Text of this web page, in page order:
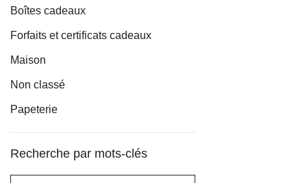
Boîtes cadeaux
Forfaits et certificats cadeaux
Maison
Non classé
Papeterie
Recherche par mots-clés